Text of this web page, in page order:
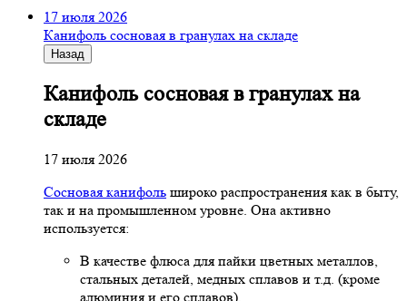
17 июля 2026
Канифоль сосновая в гранулах на складе
Назад
Канифоль сосновая в гранулах на
складе
17 июля 2026
Сосновая канифоль широко распространения как в быту,
так и на промышленном уровне. Она активно
используется:
В качестве флюса для пайки цветных металлов,
стальных деталей, медных сплавов и т.д. (кроме
алюминия и его сплавов).